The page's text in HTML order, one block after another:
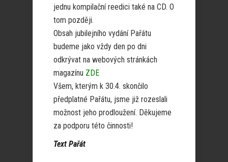
jednu kompilační reedici také na CD. O
tom později.
Obsah jubilejního vydání Pařátu
budeme jako vždy den po dni
odkrývat na webových stránkách
magazínu ZDE
Všem, kterým k 30.4. skončilo
předplatné Pařátu, jsme již rozeslali
možnost jeho prodloužení. Děkujeme
za podporu této činnosti!
Text Pařát